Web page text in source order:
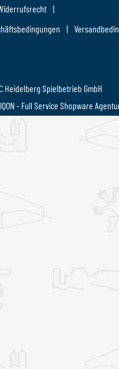
Heidelberg Spielbetrieb GmbH
- Full Service Shopware